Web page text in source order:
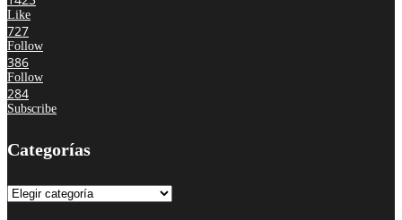
Like
727
Follow
386
Follow
284
Subscribe
Categorías
Categorías